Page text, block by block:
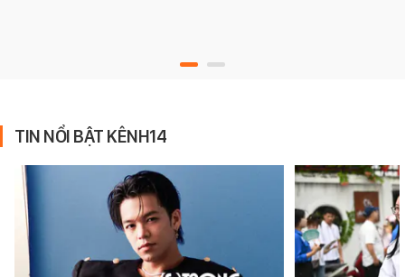
TIN NỔI BẬT KÊNH14